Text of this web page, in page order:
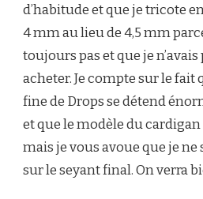
d’habitude et que je tricote
4 mm au lieu de 4,5 mm
toujours pas et que je n’avais
acheter. Je compte sur le fait
fine de Drops se détend
et que le modèle du cardigan
mais je vous avoue que je ne
sur le seyant final. On verra